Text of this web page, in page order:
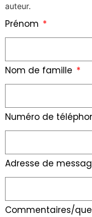
auteur.
Prénom
Nom de famille
Numéro de
Adresse de
Commentaires/